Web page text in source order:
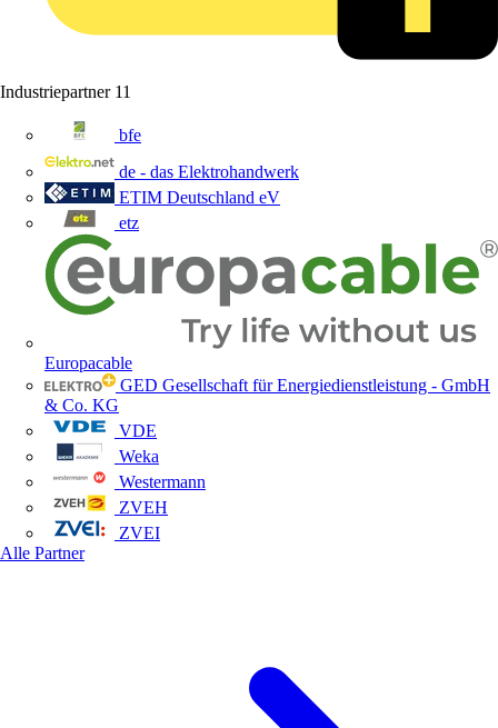
Industriepartner 11
bfe
de - das Elektrohandwerk
ETIM Deutschland eV
etz
Europacable
GED Gesellschaft für Energiedienstleistung - GmbH
& Co. KG
VDE
Weka
Westermann
ZVEH
ZVEI
Alle Partner